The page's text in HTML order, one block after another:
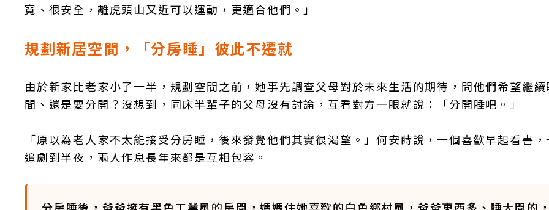
寬、很安全，離虎頭山又近可以運動，更適合他們。」
規劃新居空間，「分房睡」彼此不遷就
由於新家比老家小了一半，規劃空間之前，她事先調查父母對於未來生活的期待，問他們希望繼
間、還是要分開？沒想到，同床半輩子的父母沒有討論，互看對方一眼就說：「分開睡吧。」
「原以為老人家不太能接受分房睡，後來發覺他們其實很渴望。」何安蒔說，一個喜歡早起看書
追劇到半夜，兩人作息長年來都是互相包容。